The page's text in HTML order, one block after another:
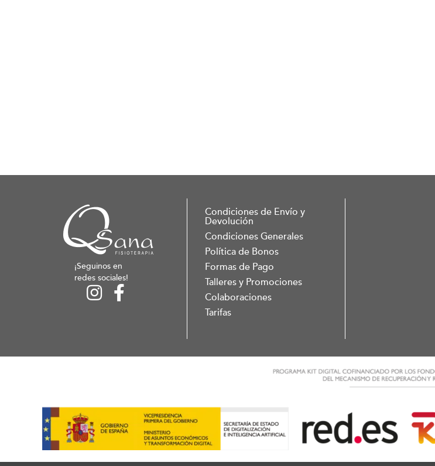
¡Seguinos en
redes sociales!
Condiciones de Envío y
Devolución
Condiciones Generales
Política de Bonos
Formas de Pago
Talleres y Promociones
Colaboraciones
Tarifas